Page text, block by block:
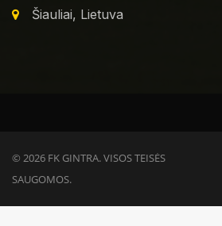
Šiauliai, Lietuva